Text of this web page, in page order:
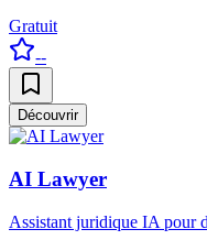
Gratuit
--
Découvrir
AI Lawyer
Assistant juridique IA pour